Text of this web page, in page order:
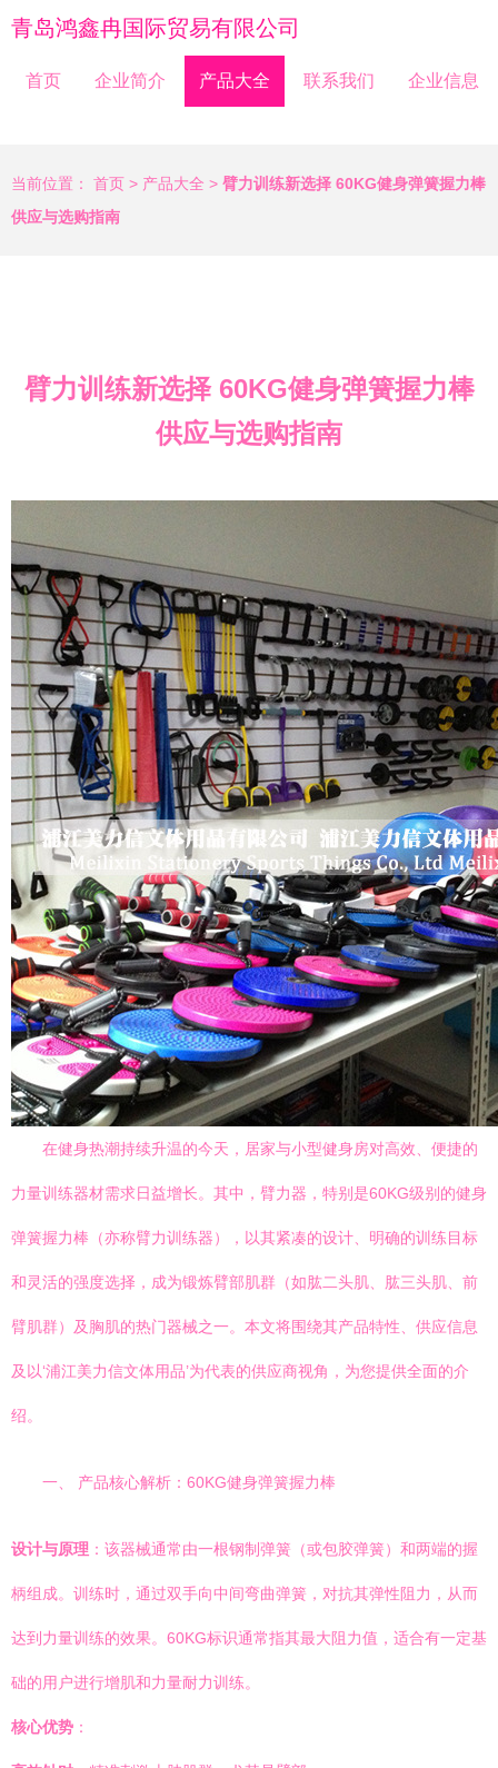
青岛鸿鑫冉国际贸易有限公司
首页 企业简介 产品大全 联系我们 企业信息
当前位置： 首页 > 产品大全 > 臂力训练新选择 60KG健身弹簧握力棒
供应与选购指南
臂力训练新选择 60KG健身弹簧握力棒
供应与选购指南
在健身热潮持续升温的今天，居家与小型健身房对高效、便捷的
力量训练器材需求日益增长。其中，臂力器，特别是60KG级别的健身
弹簧握力棒（亦称臂力训练器），以其紧凑的设计、明确的训练目标
和灵活的强度选择，成为锻炼臂部肌群（如肱二头肌、肱三头肌、前
臂肌群）及胸肌的热门器械之一。本文将围绕其产品特性、供应信息
及以‘浦江美力信文体用品’为代表的供应商视角，为您提供全面的介
绍。
一、 产品核心解析：60KG健身弹簧握力棒
设计与原理 ：该器械通常由一根钢制弹簧（或包胶弹簧）和两端的握
柄组成。训练时，通过双手向中间弯曲弹簧，对抗其弹性阻力，从而
达到力量训练的效果。60KG标识通常指其最大阻力值，适合有一定基
础的用户进行增肌和力量耐力训练。
核心优势 ：